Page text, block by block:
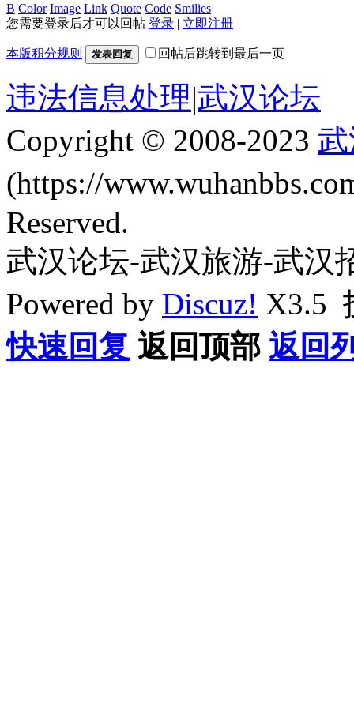
B Color Image Link Quote Code Smilies
您需要登录后才可以回帖 登录 | 立即注册
本版积分规则 发表回复 回帖后跳转到最后一页
违法信息处理|武汉论坛
Copyright © 2008-2023
(https://
Reserved.
武汉论坛-武汉旅游-武汉
Powered by Discuz! X3.5
快速回复 返回顶部 返回